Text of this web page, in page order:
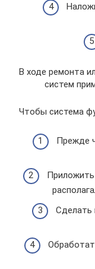
В ходе ремонта
систем
Чтобы система
Прежде
Сделать